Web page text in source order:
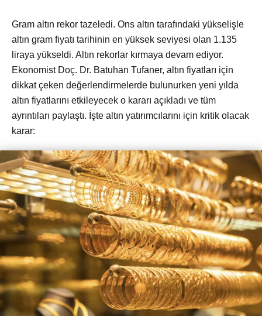
Gram altın rekor tazeledi. Ons altın tarafındaki yükselişle
altın gram fiyatı tarihinin en yüksek seviyesi olan 1.135
liraya yükseldi. Altın rekorlar kırmaya devam ediyor.
Ekonomist Doç. Dr. Batuhan Tufaner, altın fiyatları için
dikkat çeken değerlendirmelerde bulunurken yeni yılda
altın fiyatlarını etkileyecek o kararı açıkladı ve tüm
ayrıntıları paylaştı. İşte altın yatırımcılarını için kritik olacak
karar: